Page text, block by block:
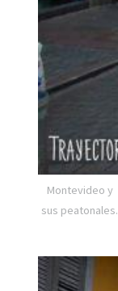
Montevideo y
sus peatonales.